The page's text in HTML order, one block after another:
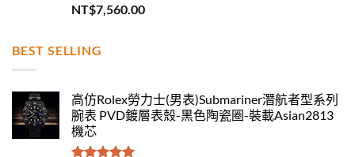
評分 5.00
滿分 5
NT$7,560.00
BEST SELLING
高仿Rolex勞力士(男表)Submariner潛航者型系列
腕表 PVD鍍層表殼-黑色陶瓷圈-裝載Asian2813
機芯